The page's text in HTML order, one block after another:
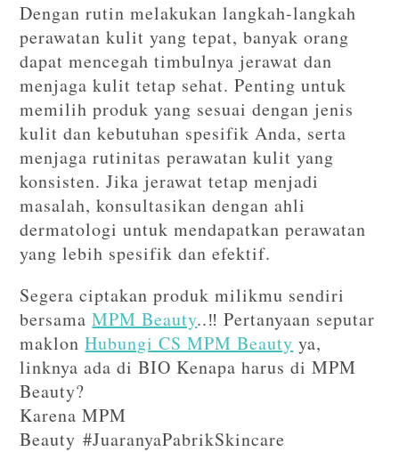
Dengan rutin melakukan langkah-langkah
perawatan kulit yang tepat, banyak orang
dapat mencegah timbulnya jerawat dan
menjaga kulit tetap sehat. Penting untuk
memilih produk yang sesuai dengan jenis
kulit dan kebutuhan spesifik Anda, serta
menjaga rutinitas perawatan kulit yang
konsisten. Jika jerawat tetap menjadi
masalah, konsultasikan dengan ahli
dermatologi untuk mendapatkan perawatan
yang lebih spesifik dan efektif.
Segera ciptakan produk milikmu sendiri
bersamaMPM Beauty..‼️ Pertanyaan seputar
maklonHubungi CS MPM Beauty ya,
linknya ada di BIO Kenapa harus di MPM
Beauty?
Karena MPM
Beauty #JuaranyaPabrikSkincare